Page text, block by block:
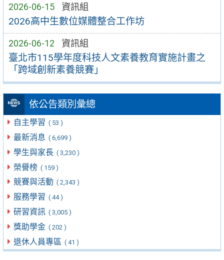
2026-06-15 資訊組
2026高中生數位媒體整合工作坊
2026-06-12 資訊組
臺北市115學年度科技人文素養教育實施計畫之
「跨域創新素養競賽」
依公告類別彙總
自主學習 ( 53 )
最新消息 ( 6,699 )
學生與家長 ( 3,230 )
榮譽榜 ( 159 )
競賽與活動 ( 2,343 )
服務學習 ( 44 )
研習資訊 ( 3,005 )
獎助學金 ( 202 )
退休人員專區 ( 41 )